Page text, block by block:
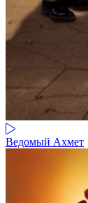
Ведомый Ахмет